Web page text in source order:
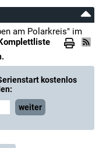
am Polarkreis" im
kostenlos
weiter